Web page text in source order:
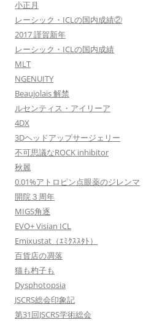
小正月
レーシック・ICLの国内成績②
2017 謹賀新年
レーシック・ICLの国内成績
MLT
NGENUITY
Beaujolais 解禁
ルセンティス・アイリーア
4DX
3Dヘッドアップサージェリー
不可思議なROCK inhibitor
秋麗
0.01%アトロピン点眼薬のジレンマ
開院３周年
MIGS角逐
EVO+ Visian ICL
Emixustat（ｴﾐｸｽｽﾀﾄ）
百貨店の凋落
猫も杓子も
Dysphotopsia
JSCRS総会印象記
第31回JSCRS学術総会